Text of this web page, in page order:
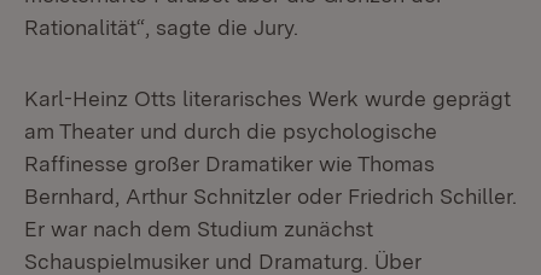
Rationalität“, sagte die Jury.
Karl-Heinz Otts literarisches Werk wurde geprägt
am Theater und durch die psychologische
Raffinesse großer Dramatiker wie Thomas
Bernhard, Arthur Schnitzler oder Friedrich Schiller.
Er war nach dem Studium zunächst
Schauspielmusiker und Dramaturg. Über